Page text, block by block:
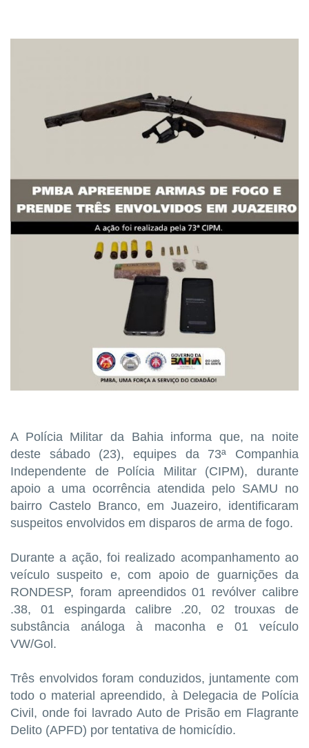
A Polícia Militar da Bahia informa que, na noite
deste sábado (23), equipes da 73ª Companhia
Independente de Polícia Militar (CIPM), durante
apoio a uma ocorrência atendida pelo SAMU no
bairro Castelo Branco, em Juazeiro, identificaram
suspeitos envolvidos em disparos de arma de fogo.
Durante a ação, foi realizado acompanhamento ao
veículo suspeito e, com apoio de guarnições da
RONDESP, foram apreendidos 01 revólver calibre
.38, 01 espingarda calibre .20, 02 trouxas de
substância análoga à maconha e 01 veículo
VW/Gol.
Três envolvidos foram conduzidos, juntamente com
todo o material apreendido, à Delegacia de Polícia
Civil, onde foi lavrado Auto de Prisão em Flagrante
Delito (APFD) por tentativa de homicídio.